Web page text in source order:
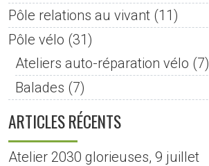
Pôle relations au vivant (11)
Pôle vélo (31)
Ateliers auto-réparation vélo (7)
Balades (7)
ARTICLES RÉCENTS
Atelier 2030 glorieuses, 9 juillet